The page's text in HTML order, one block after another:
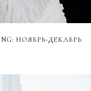
НОЯБРЬ-ДЕКАБРЬ